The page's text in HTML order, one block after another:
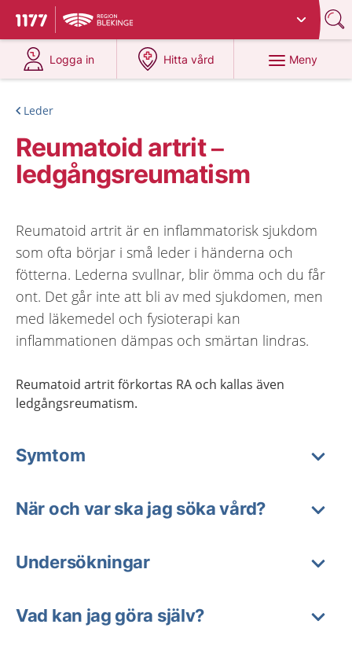
Till startsidan för 1177
Du har valt region
Logga in
på 1177.se
Hitta vård
på 1177.se
Meny
Leder
Reumatoid artrit –
ledgångsreumatism
Reumatoid artrit är en inflammatorisk sjukdom
som ofta börjar i små leder i händerna och
fötterna. Lederna svullnar, blir ömma och du får
ont. Det går inte att bli av med sjukdomen, men
med läkemedel och fysioterapi kan
inflammationen dämpas och smärtan lindras.
Reumatoid artrit förkortas RA och kallas även
ledgångsreumatism.
Symtom
När och var ska jag söka vård?
Undersökningar
Vad kan jag göra själv?